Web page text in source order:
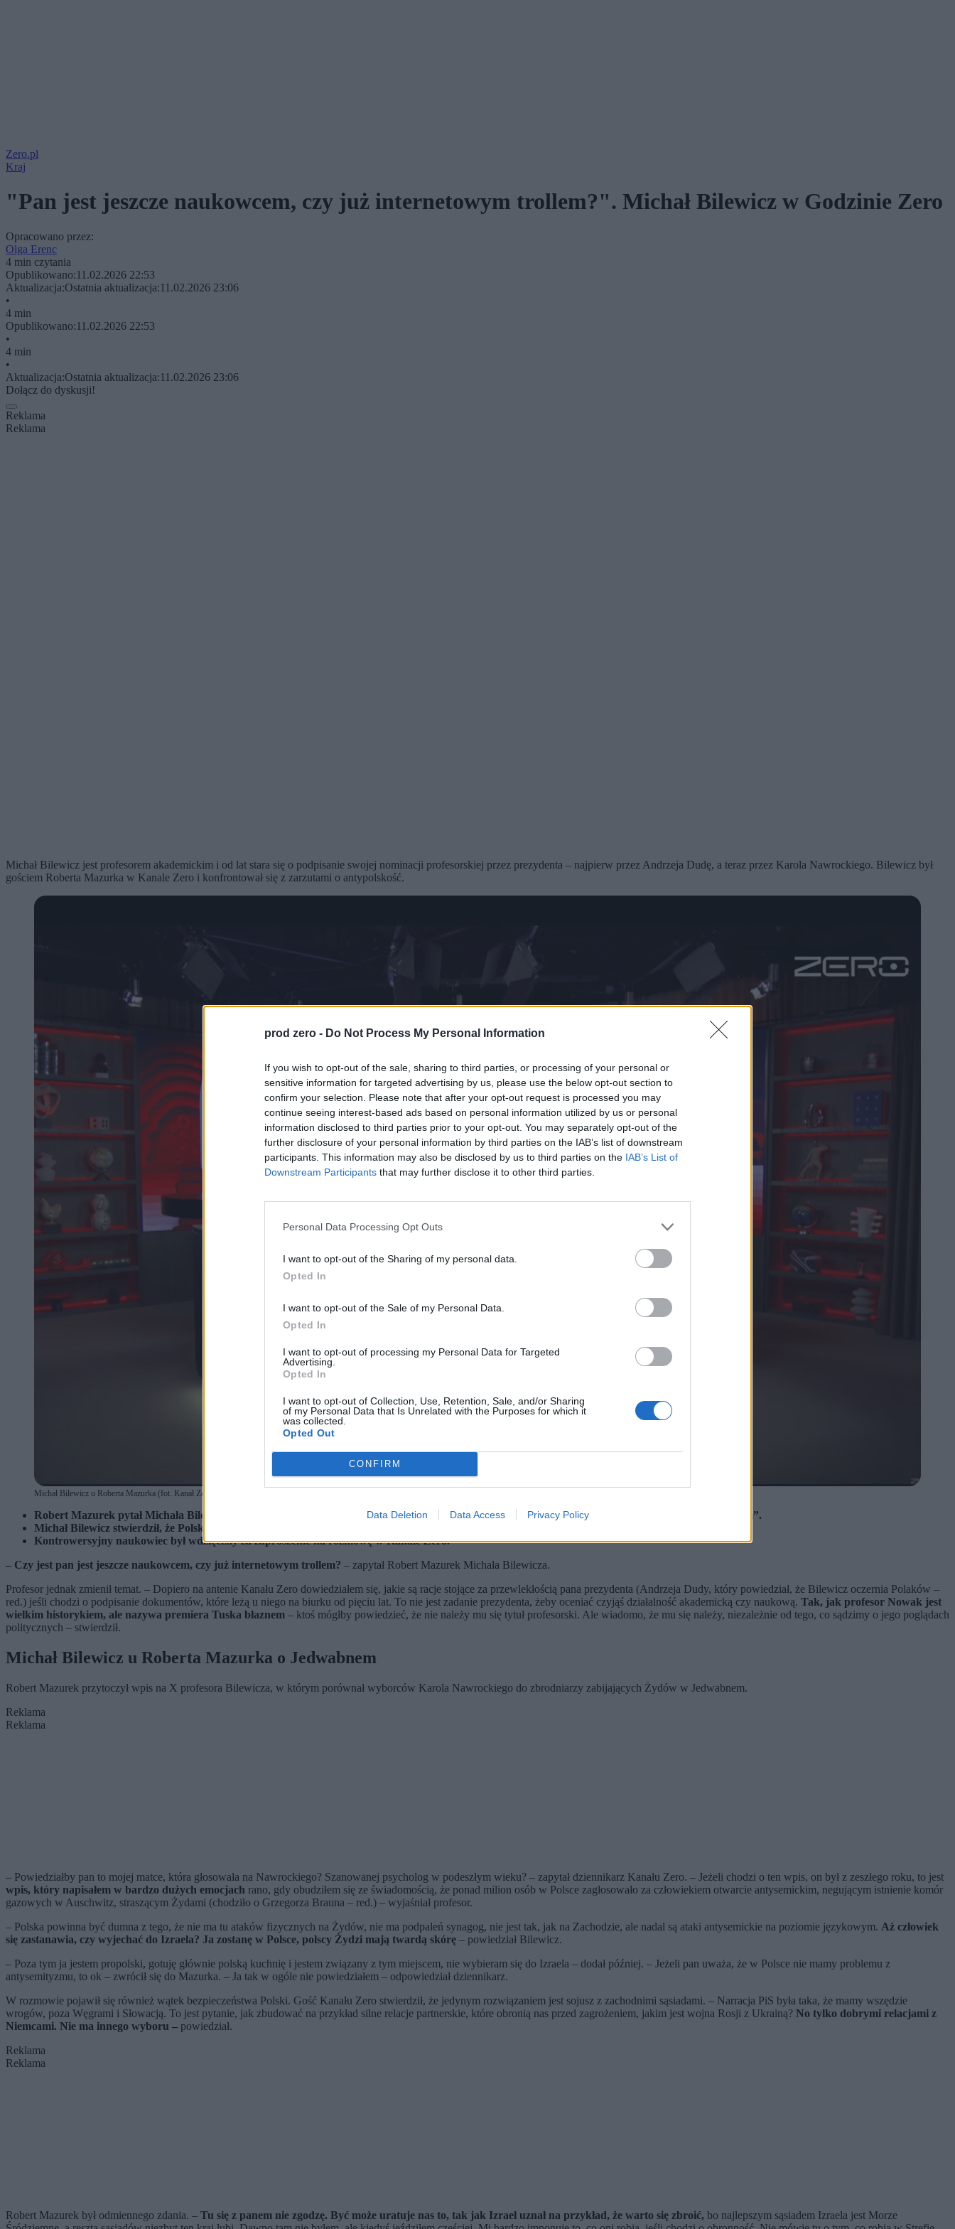
prod zero - Do Not Process My Personal Information
If you wish to opt-out of the sale, sharing to third parties, or processing of your personal or
sensitive information for targeted advertising by us, please use the below opt-out section to
confirm your selection. Please note that after your opt-out request is processed you may
continue seeing interest-based ads based on personal information utilized by us or personal
information disclosed to third parties prior to your opt-out. You may separately opt-out of the
further disclosure of your personal information by third parties on the IAB’s list of downstream
participants. This information may also be disclosed by us to third parties on the IAB’s List of
Downstream Participants that may further disclose it to other third parties.
Personal Data Processing Opt Outs
I want to opt-out of the Sharing of my personal data.
Opted In
I want to opt-out of the Sale of my Personal Data.
Opted In
I want to opt-out of processing my Personal Data for Targeted
Advertising.
Opted In
I want to opt-out of Collection, Use, Retention, Sale, and/or Sharing
of my Personal Data that Is Unrelated with the Purposes for which it
was collected.
Opted Out
CONFIRM
Data Deletion Data Access Privacy Policy
Zero.pl
Kraj
"Pan jest jeszcze naukowcem, czy już internetowym trollem?". Michał Bilewicz w Godzinie Zero
Opracowano przez:
Olga Erenc
4 min czytania
Opublikowano:11.02.2026 22:53
Aktualizacja:Ostatnia aktualizacja:11.02.2026 23:06
•
4 min
Opublikowano:11.02.2026 22:53
•
4 min
•
Aktualizacja:Ostatnia aktualizacja:11.02.2026 23:06
Dołącz do dyskusji!
Reklama
Reklama
Michał Bilewicz jest profesorem akademickim i od lat stara się o podpisanie swojej nominacji profesorskiej przez prezydenta – najpierw przez Andrzeja Dudę, a teraz przez Karola Nawrockiego. Bilewicz był
gościem Roberta Mazurka w Kanale Zero i konfrontował się z zarzutami o antypolskość.
Michał Bilewicz u Roberta Mazurka (fot. Kanał Zero) (fot. Inne)
Robert Mazurek pytał Michała Bilewicza o jego kontrowersyjne wpisy w mediach społecznościowych, gdzie m.in. nazwał Auschwitz ”polskim obozem”.
Michał Bilewicz stwierdził, że Polska może być bezpieczna tylko dzięki dobrym relacjom z Niemcami.
Kontrowersyjny naukowiec był wdzięczny za zaproszenie na rozmowę w Kanale Zero.
– Czy jest pan jest jeszcze naukowcem, czy już internetowym trollem? – zapytał Robert Mazurek Michała Bilewicza.
Profesor jednak zmienił temat. – Dopiero na antenie Kanału Zero dowiedziałem się, jakie są racje stojące za przewlekłością pana prezydenta (Andrzeja Dudy, który powiedział, że Bilewicz oczernia Polaków –
red.) jeśli chodzi o podpisanie dokumentów, które leżą u niego na biurku od pięciu lat. To nie jest zadanie prezydenta, żeby oceniać czyjąś działalność akademicką czy naukową. Tak, jak profesor Nowak jest
wielkim historykiem, ale nazywa premiera Tuska błaznem – ktoś mógłby powiedzieć, że nie należy mu się tytuł profesorski. Ale wiadomo, że mu się należy, niezależnie od tego, co sądzimy o jego poglądach
politycznych – stwierdził.
Michał Bilewicz u Roberta Mazurka o Jedwabnem
Robert Mazurek przytoczył wpis na X profesora Bilewicza, w którym porównał wyborców Karola Nawrockiego do zbrodniarzy zabijających Żydów w Jedwabnem.
Reklama
Reklama
– Powiedziałby pan to mojej matce, która głosowała na Nawrockiego? Szanowanej psycholog w podeszłym wieku? – zapytał dziennikarz Kanału Zero. – Jeżeli chodzi o ten wpis, on był z zeszłego roku, to jest
wpis, który napisałem w bardzo dużych emocjach rano, gdy obudziłem się ze świadomością, że ponad milion osób w Polsce zagłosowało za człowiekiem otwarcie antysemickim, negującym istnienie komór
gazowych w Auschwitz, straszącym Żydami (chodziło o Grzegorza Brauna – red.) – wyjaśniał profesor.
– Polska powinna być dumna z tego, że nie ma tu ataków fizycznych na Żydów, nie ma podpaleń synagog, nie jest tak, jak na Zachodzie, ale nadal są ataki antysemickie na poziomie językowym. Aż człowiek
się zastanawia, czy wyjechać do Izraela? Ja zostanę w Polsce, polscy Żydzi mają twardą skórę – powiedział Bilewicz.
– Poza tym ja jestem propolski, gotuję głównie polską kuchnię i jestem związany z tym miejscem, nie wybieram się do Izraela – dodał później. – Jeżeli pan uważa, że w Polsce nie mamy problemu z
antysemityzmu, to ok – zwrócił się do Mazurka. – Ja tak w ogóle nie powiedziałem – odpowiedział dziennikarz.
W rozmowie pojawił się również wątek bezpieczeństwa Polski. Gość Kanału Zero stwierdził, że jedynym rozwiązaniem jest sojusz z zachodnimi sąsiadami. – Narracja PiS była taka, że mamy wszędzie
wrogów, poza Węgrami i Słowacją. To jest pytanie, jak zbudować na przykład silne relacje partnerskie, które obronią nas przed zagrożeniem, jakim jest wojna Rosji z Ukrainą? No tylko dobrymi relacjami z
Niemcami. Nie ma innego wyboru – powiedział.
Reklama
Reklama
Robert Mazurek był odmiennego zdania. – Tu się z panem nie zgodzę. Być może uratuje nas to, tak jak Izrael uznał na przykład, że warto się zbroić, bo najlepszym sąsiadem Izraela jest Morze